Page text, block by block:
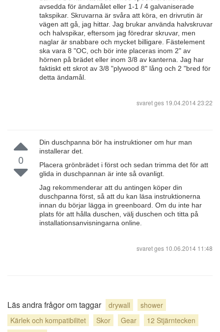
avsedda för ändamålet eller 1-1 / 4 galvaniserade
takspikar. Skruvarna är svåra att köra, en drivrutin är
vägen att gå, jag hittar. Jag brukar använda halvskruvar
och halvspikar, eftersom jag föredrar skruvar, men
naglar är snabbare och mycket billigare. Fästelement
ska vara 8 "OC, och bör inte placeras inom 2" av
hörnen på brädet eller inom 3/8 av kanterna. Jag har
faktiskt ett skrot av 3/8 "plywood 8" lång och 2 "bred för
detta ändamål.
svaret ges 19.04.2014 23:22
0
Din duschpanna bör ha instruktioner om hur man
installerar det.
Placera grönbrädet i först och sedan trimma det för att
glida in duschpannan är inte så ovanligt.
Jag rekommenderar att du antingen köper din
duschpanna först, så att du kan läsa instruktionerna
innan du börjar lägga in greenboard. Om du inte har
plats för att hålla duschen, välj duschen och titta på
installationsanvisningarna online.
svaret ges 10.06.2014 11:48
Läs andra frågor om taggar drywall
shower
Kärlek och kompatibilitet
Skor Gear
12 Stjärntecken